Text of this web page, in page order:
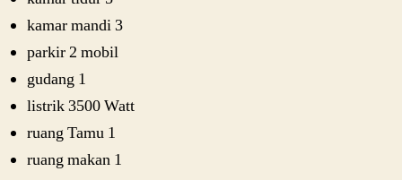
kamar mandi 3
parkir 2 mobil
gudang 1
listrik 3500 Watt
ruang Tamu 1
ruang makan 1